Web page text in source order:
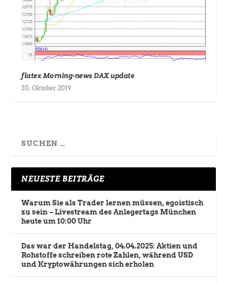
flatex Morning-news DAX update
30. Oktober 2019
NEUESTE BEITRÄGE
Warum Sie als Trader lernen müssen, egoistisch
zu sein – Livestream des Anlegertags München
heute um 10:00 Uhr
Das war der Handelstag, 04.04.2025: Aktien und
Rohstoffe schreiben rote Zahlen, während USD
und Kryptowährungen sich erholen